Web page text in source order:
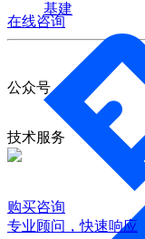
基建
在线咨询
公众号
技术服务
购买咨询
专业顾问，快速响应